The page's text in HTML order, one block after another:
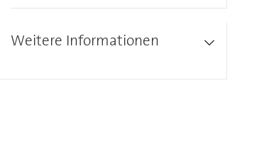
Weitere Informationen